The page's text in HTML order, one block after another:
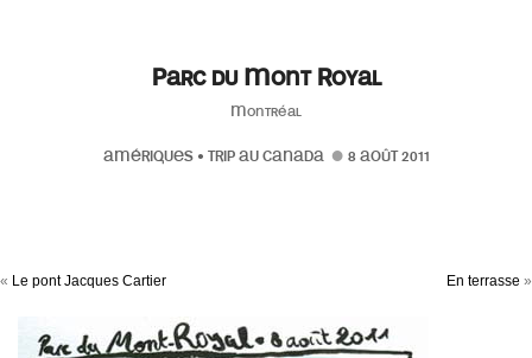
Parc du Mont Royal
Montréal
AMÉRIQUES• TRIP AU CANADA 8 AOÛT 2011
« Le pont Jacques Cartier En terrasse »